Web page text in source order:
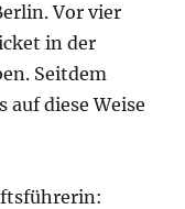
Vor vier
in der
Seitdem
diese Weise